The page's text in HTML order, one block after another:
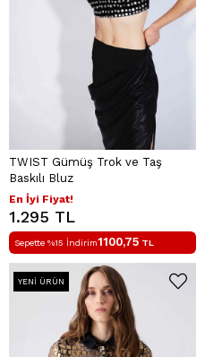
TWIST Gümüş Trok ve Taş
Baskılı Bluz
En İyi Fiyat!
1.295 TL
Sepette %15 İndirim1100,75 TL
YENI ÜRÜN